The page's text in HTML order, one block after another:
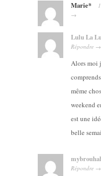
Marie*
→
Lulu La
Répondre →
Alors moi
même
weekend
est une
belle
Répondre →